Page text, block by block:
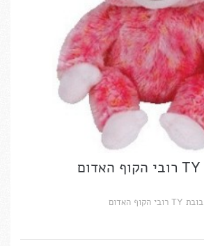
בובת TY רובי הקוף האדום